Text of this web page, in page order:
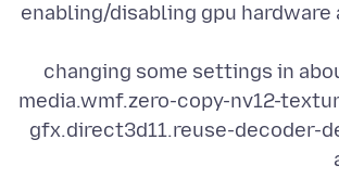
- enabling/disabling gpu
- changing some settings in
media.wmf.zero-copy-nv12-
gfx.direct3d11.reuse-decoder-